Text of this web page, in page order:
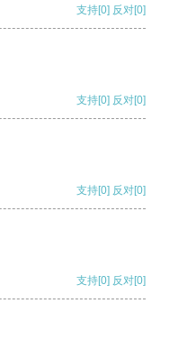
支持[0] 反对[0]
支持[0] 反对[0]
支持[0] 反对[0]
支持[0] 反对[0]